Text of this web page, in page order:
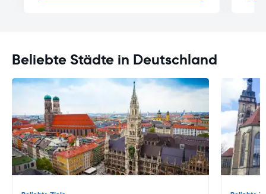
Beliebte Städte in Deutschland